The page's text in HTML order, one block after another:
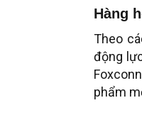
Hàng
Theo
động
phẩm